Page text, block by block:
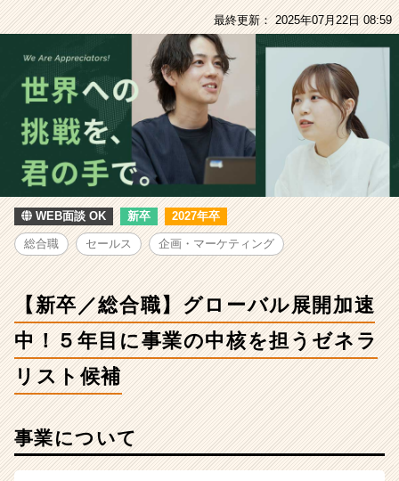
【新
卒
／
総
合
グ
ロ
ー
バ
ル
展
速
中！
５
の
最終更新： 2025年07月22日 08:59
WEB面談 OK 新卒 2027年卒
総合職 セールス 企画・マーケティング
【新卒／総合職】グローバル展開加速
中！５年目に事業の中核を担うゼネラ
リスト候補
事業について